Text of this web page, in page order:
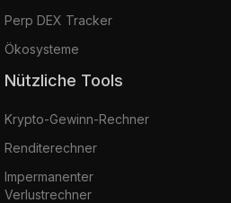
Perp DEX Tracker
Ökosysteme
Nützliche Tools
Krypto-Gewinn-Rechner
Renditerechner
Impermanenter
Verlustrechner